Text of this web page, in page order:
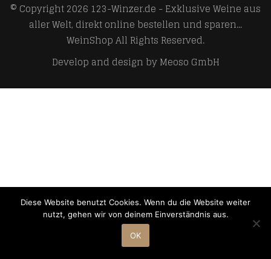
© Copyright 2026 123-Winzer.de - Exklusive Weine aus
aller Welt, direkt online bestellen und sparen...
WeinShopAll Rights Reserved.
Develop and design byMeoso GmbH
Diese Website benutzt Cookies. Wenn du die Website weiter
nutzt, gehen wir von deinem Einverständnis aus.
OK